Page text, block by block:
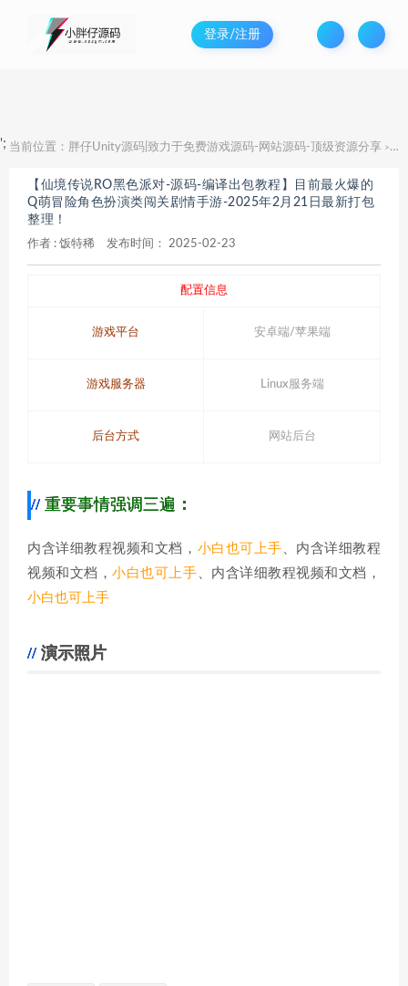
登录/注册
'; 当前位置： 胖仔Unity源码|致力于免费游戏源码-网站源码-顶级资源分享 > 【
【仙境传说RO黑色派对-源码-编译出包教程】目前最火爆的
Q萌冒险角色扮演类闯关剧情手游-2025年2月21日最新打包
整理！
作者 : 饭特稀 发布时间： 2025-02-23
配置信息
游戏平台 安卓端/苹果端
游戏服务器 Linux服务端
后台方式 网站后台
重要事情强调三遍 ：
内含详细教程视频和文档， 小白也可上手 、内含详细教程
视频和文档，小白也可上手 、内含详细教程视频和文档，
小白也可上手
演示照片